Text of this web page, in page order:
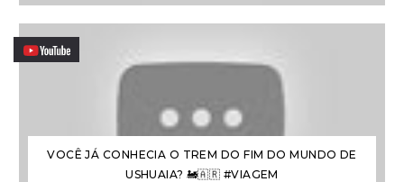
VOCÊ JÁ CONHECIA O TREM DO FIM DO MUNDO DE
USHUAIA? 🚂🇦🇷 #VIAGEM